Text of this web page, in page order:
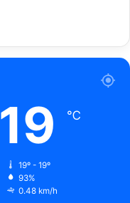
19 ℃
19º - 19º
93%
0.48 km/h